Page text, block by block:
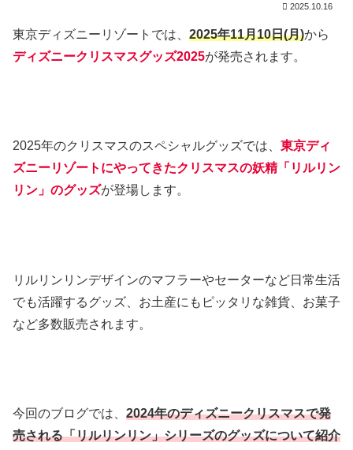
2025.10.16
東京ディズニーリゾートでは、 2025年11月10日(月)から
ディズニークリスマスグッズ2025が発売されます。
2025年のクリスマスのスペシャルグッズでは、 東京ディ
ズニーリゾートにやってきたクリスマスの妖精「リルリン
リン」のグッズが登場します。
リルリンリンデザインのマフラーやセーターなど日常生活
でも活躍するグッズ、お土産にもピッタリな雑貨、お菓子
など多数販売されます。
今回のブログでは、 2024年のディズニークリスマスで発
売される「リルリンリン」シリーズのグッズについて紹介